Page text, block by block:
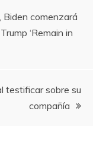
Biden comenzará
‘Remain in
testificar sobre su
compañía